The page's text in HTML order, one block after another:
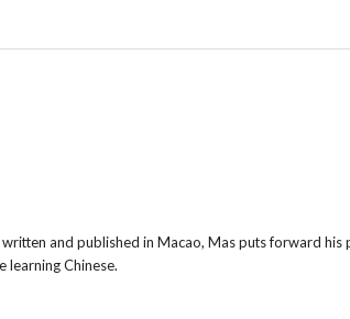
and published in Macao, Mas puts forward his
learning Chinese.